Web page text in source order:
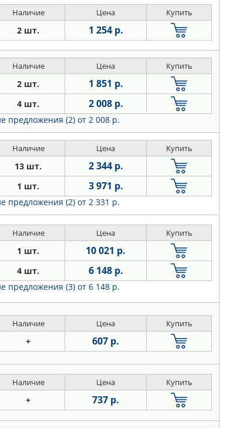
Наличие Цена Купить
2 шт. 1 254 р.
Наличие Цена Купить
2 шт. 1 851 р.
4 шт. 2 008 р.
предложения (2) от 2 008 р.
Наличие Цена Купить
13 шт. 2 344 р.
1 шт. 3 971 р.
предложения (2) от 2 331 р.
Наличие Цена Купить
1 шт. 10 021 р.
4 шт. 6 148 р.
предложения (3) от 6 148 р.
Наличие Цена Купить
+ 607 р.
Наличие Цена Купить
+ 737 р.